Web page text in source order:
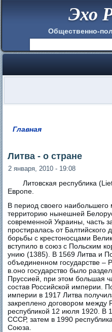
Эхо
Общественно-
Главная
Литва - о стране
2 января, 2010 - 19:08
Литовская республика
Европе.
В период своего наибольшего
территорию нынешней
современной Украины, часть
простиралась от
борьбы с крестоносцами
вступило в союз с Польским
унию (1385). В 1569 Литва и
объединенном государстве –
в.оно государство было
Пруссией, при этом большая
состав Российской империи.
империи в 1917 Литва
закреплено договором между
республикой 12 июля 1920. В
СССР, затем в 1990
Союза.